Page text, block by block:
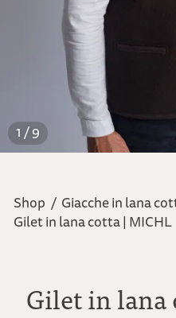
1 / 9
Shop / Giacche in lana
Gilet in lana cotta | MICHL
Gilet in lana